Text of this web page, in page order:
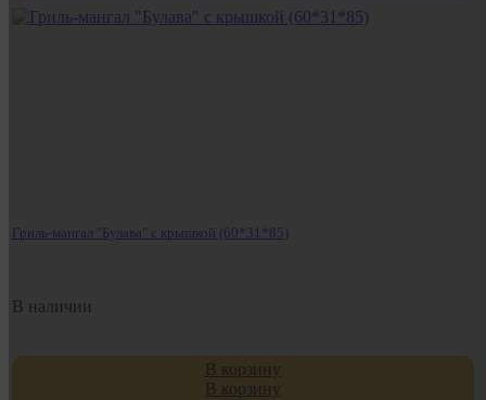
Гриль-мангал "Булава" с крышкой (60*31*85)
В наличии
В корзину
В корзину